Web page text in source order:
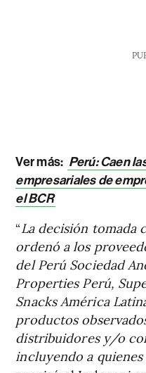
Ver más: Perú: Caen
empresariales de
el BCR
“La decisión tomada
ordenó a los
del Perú Sociedad
Properties Perú,
Snacks América
productos
distribuidores y/o
incluyendo a